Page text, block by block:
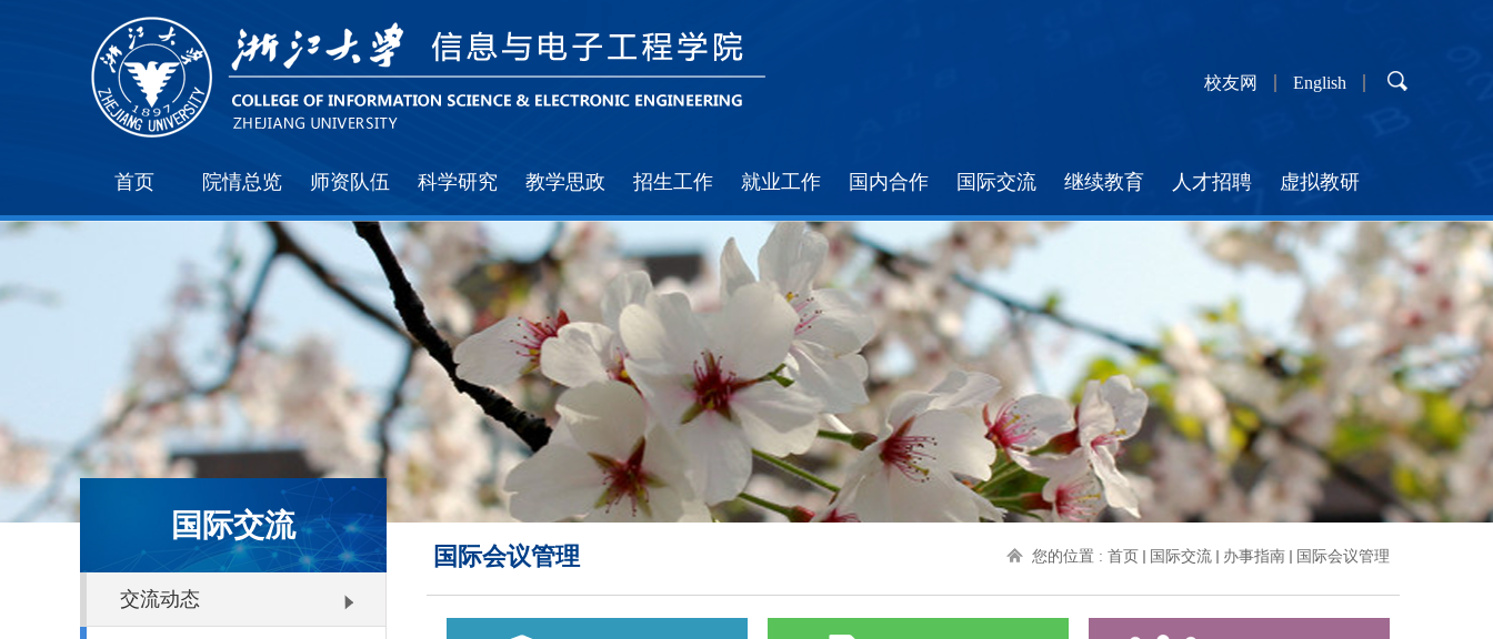
校友网 English
首页 院情总览 师资队伍 科学研究 教学思政 招生工作 就业工作 国内合作 国际交流 继续教育 人才招聘 虚拟教研
国际交流
交流动态
国际会议管理 您的位置 : 首页 国际交流 办事指南 国际会议管理